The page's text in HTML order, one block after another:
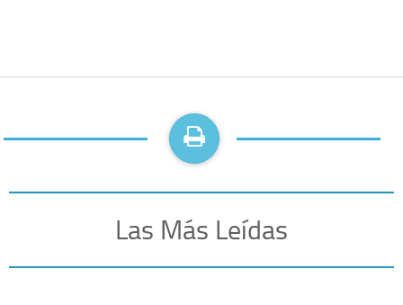
Las Más Leídas